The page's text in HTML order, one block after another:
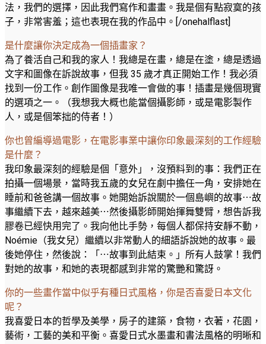
法，我們的選擇，因此我們寫作和畫畫。我是個有點寂寞的孩
子，非常害羞；這也表現在我的作品中。[/onehalflast]
是什麼讓你決定成為一個插畫家？
為了養活自己和我的家人！我總是在畫，總是在塗，總是透過
文字和圖像在訴說故事，但我 35 歲才真正開始工作！我必須
找到一份工作。創作圖像是我唯一會做的事！插畫是幾個現實
的選項之一。（我想我大概也能當個攝影師，或是電影製作
人，或是個笨拙的侍者！）
你也曾編導過電影，在電影事業中讓你印象最深刻的工作經驗
是什麼？
我印象最深刻的經驗是個「意外」，沒預料到的事：我們正在
拍攝一個場景，當時我五歲的女兒在劇中擔任一角，安排她在
睡前和爸爸講一個故事。她開始訴說關於一個島嶼的故事⋯故
事繼續下去，越來越美⋯然後攝影師開始揮舞雙臂，想告訴我
膠卷已經快用完了。我向他比手勢，每個人都保持安靜不動，
Noémie（我女兒）繼續以非常動人的細語訴說她的故事。最
後她停住，然後說：「⋯故事到此結束。」所有人鼓掌！我們
對她的故事，和她的表現都感到非常的驚艷和驚訝。
你的一些畫作當中似乎有種日式風格，你是否喜愛日本文化
呢？
我喜愛日本的哲學及美學，房子的建築，食物，衣著，花園，
藝術，工藝的美和平衡。喜愛日式水墨畫和書法風格的明晰和